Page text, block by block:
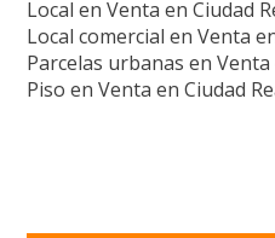
Local en Venta en Ciudad
Local comercial en Venta
Parcelas urbanas en
Piso en Venta en Ciudad